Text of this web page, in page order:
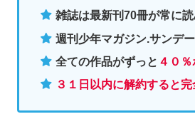
雑誌は最新刊70冊が常に読
週刊少年マガジン.サンデ
全ての作品がずっと ４０
３１日以内に解約すると完